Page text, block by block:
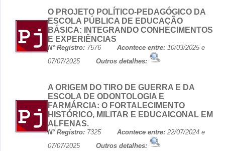
O PROJETO POLÍTICO-PEDAGÓGICO DA
ESCOLA PÚBLICA DE EDUCAÇÃO
BÁSICA: INTEGRANDO CONHECIMENTOS
E EXPERIÊNCIAS
N° Registro: 7576 Acontece entre: 10/03/2025 e
07/07/2025 Outros detalhes:
A ORIGEM DO TIRO DE GUERRA E DA
ESCOLA DE ODONTOLOGIA E
FARMÁRCIA: O FORTALECIMENTO
HISTÓRICO, MILITAR E EDUCAICONAL EM
ALFENAS.
N° Registro: 7325 Acontece entre: 22/07/2024 e
07/07/2025 Outros detalhes: